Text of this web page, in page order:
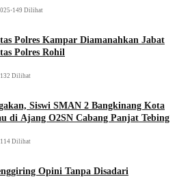
•149 Dilihat
Polres Kampar Diamanahkan Jabat
Polres Rohil
132 Dilihat
Siswi SMAN 2 Bangkinang Kota
di Ajang O2SN Cabang Panjat Tebing
114 Dilihat
Opini Tanpa Disadari